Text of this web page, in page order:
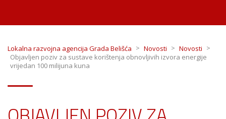
Lokalna razvojna agencija Grada Belišća > Novosti > Novosti >
Objavljen poziv za sustave korištenja obnovljivih izvora energije
vrijedan 100 milijuna kuna